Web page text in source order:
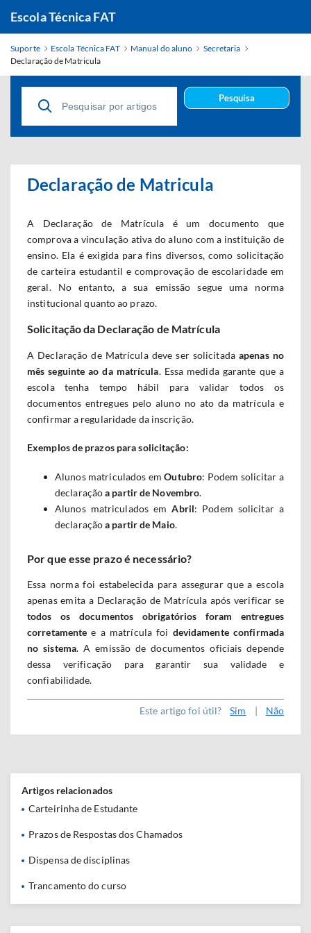
Escola Técnica FAT
Suporte Escola Técnica FAT Manual do aluno
Secretaria
Declaração de Matricula
Pesquisa
Declaração de Matricula
A Declaração de Matrícula é um documento que
comprova a vinculação ativa do aluno com a instituição de
ensino. Ela é exigida para fins diversos, como solicitação
de carteira estudantil e comprovação de escolaridade em
geral. No entanto, a sua emissão segue uma norma
institucional quanto ao prazo.
Solicitação da Declaração de Matrícula
A Declaração de Matrícula deve ser solicitadaapenas no
mês seguinte ao da matrícula. Essa medida garante que a
escola tenha tempo hábil para validar todos os
documentos entregues pelo aluno no ato da matrícula e
confirmar a regularidade da inscrição.
Exemplos de prazos para solicitação:
Alunos matriculados emOutubro: Podem solicitar a
declaraçãoa partir de Novembro.
Alunos matriculados emAbril: Podem solicitar a
declaraçãoa partir de Maio.
Por que esse prazo é necessário?
Essa norma foi estabelecida para assegurar que a escola
apenas emita a Declaração de Matrícula após verificar se
todos os documentos obrigatórios foram entregues
corretamente e a matrícula foi devidamente confirmada
no sistema. A emissão de documentos oficiais depende
dessa verificação para garantir sua validade e
confiabilidade.
Este artigo foi útil? Sim | Não
Artigos relacionados
Carteirinha de Estudante
Prazos de Respostas dos Chamados
Dispensa de disciplinas
Trancamento do curso